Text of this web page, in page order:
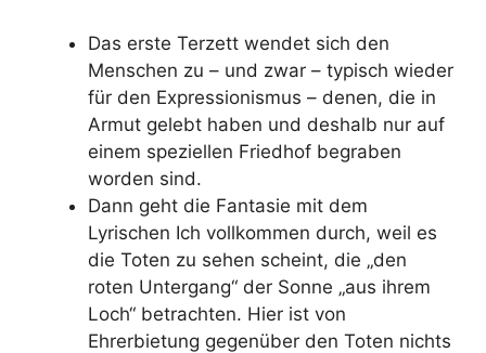
Das erste Terzett wendet sich den
Menschen zu – und zwar – typisch wieder
für den Expressionismus – denen, die in
Armut gelebt haben und deshalb nur auf
einem speziellen Friedhof begraben
worden sind.
Dann geht die Fantasie mit dem
Lyrischen Ich vollkommen durch, weil es
die Toten zu sehen scheint, die „den
roten Untergang“ der Sonne „aus ihrem
Loch“ betrachten. Hier ist von
Ehrerbietung gegenüber den Toten nichts